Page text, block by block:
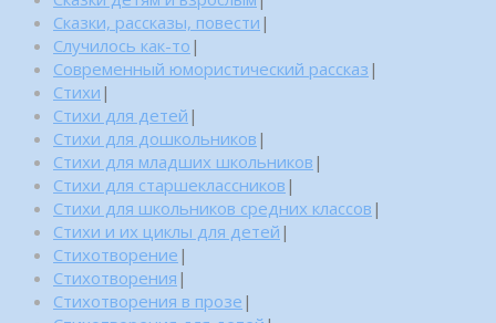
Сказки, рассказы, повести |
Случилось как-то |
Современный юмористический рассказ |
Стихи |
Стихи для детей |
Стихи для дошкольников |
Стихи для младших школьников |
Стихи для старшеклассников |
Стихи для школьников средних классов |
Стихи и их циклы для детей |
Стихотворение |
Стихотворения |
Стихотворения в прозе |